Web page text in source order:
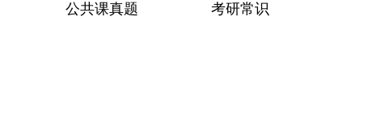
公共课真题 考研常识